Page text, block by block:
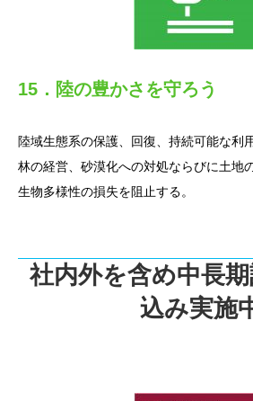
15．陸の豊かさを守ろう
陸域生態系の保護、回復、持続可能な利
林の経営、砂漠化への対処ならびに土地
生物多様性の損失を阻止する。
社内外を含め中長
込み実施